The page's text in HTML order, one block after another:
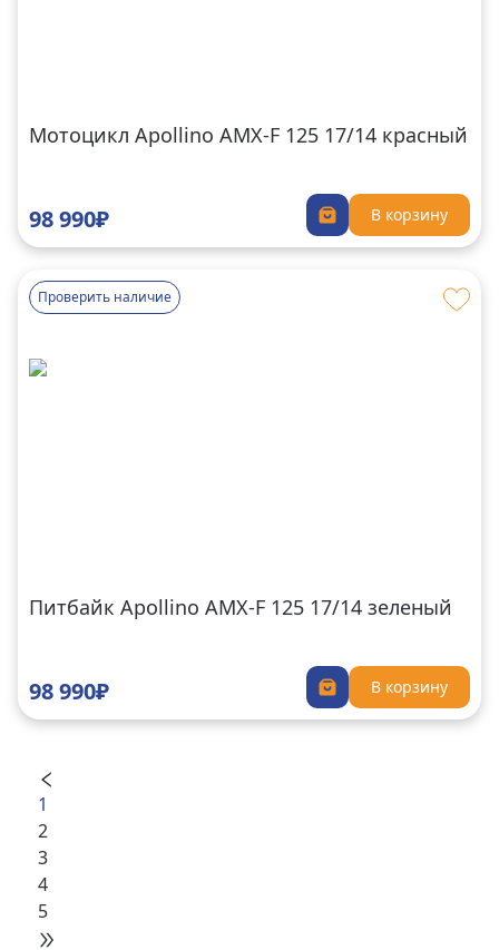
Мотоцикл Apollino AMX-F 125 17/14 красный
98 990₽ В корзину
Проверить наличие
Питбайк Apollino AMX-F 125 17/14 зеленый
98 990₽ В корзину
1
2
3
4
5